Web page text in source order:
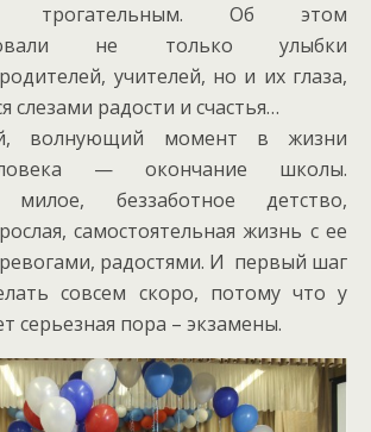
Об этом
не только улыбки
учителей, но и их глаза,
слезами радости и счастья…
волнующий момент в жизни
— окончание школы.
милое, беззаботное детство,
самостоятельная жизнь с ее
радостями. И первый шаг
совсем скоро, потому что у
серьезная пора – экзамены.